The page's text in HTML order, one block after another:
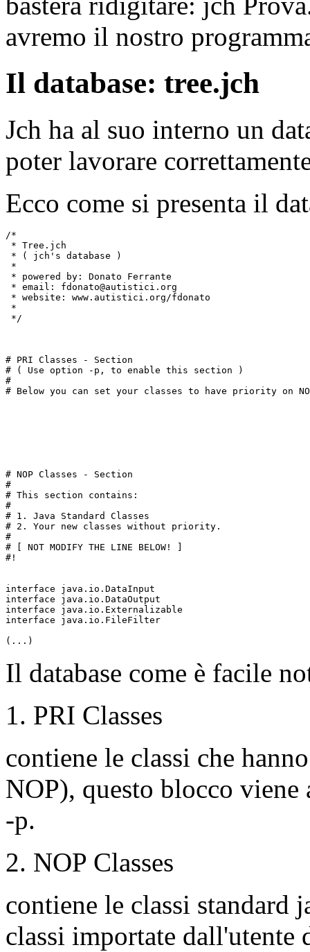
avremo il nostro
Il database: tree.jch
Jch ha al suo interno un
poter lavorare
Ecco come si presenta il
/*
* Tree.jch
* ( jch's database )
*
* powered by: Donato Ferrante
* email: fdonato@autistici.org
* website: www.autistici.org/fdonato
*
*/
# PRI Classes - Section
# ( Use option -p, to enable this section )
#
# Below you can set your classes to have priority on
# NOP Classes - Section
#
# This section contains:
#
# 1. Java Standard Classes
# 2. Your new classes without priority.
#
# [ NOT MODIFY THE LINE BELOW! ]
#!
interface java.io.DataInput
interface java.io.DataOutput
interface java.io.Externalizable
interface java.io.FileFilter
(...)
Il database come è facile
1. PRI Classes
contiene le classi che
NOP), questo blocco
-p.
2. NOP Classes
contiene le classi standard
classi importate dall'utente